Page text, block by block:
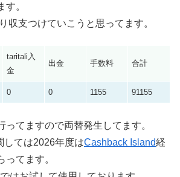
す。
収支つけていこうと思ってます。
taritali入
金
出金 手数料 合計
0 0 1155 91155
てますので両替発生してます。
ては2026年度はCashback Island経
ってます。